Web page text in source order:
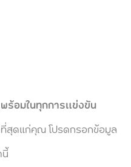
ร้อมในทุกการแข่งขัน
ที่สุดแก่คุณ โปรดกรอกข้อมูล
นี้